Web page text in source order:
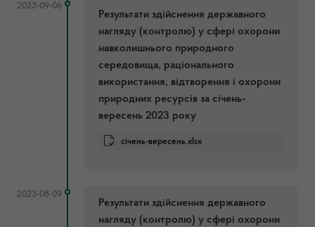
2023-09-06
Результати здійснення державного
нагляду (контролю) у сфері охорони
навколишнього природного
середовища, раціонального
використання, відтворення і охорони
природних ресурсів за січень-
вересень 2023 року
січень-вересень.xlsx
2023-08-09
Результати здійснення державного
нагляду (контролю) у сфері охорони